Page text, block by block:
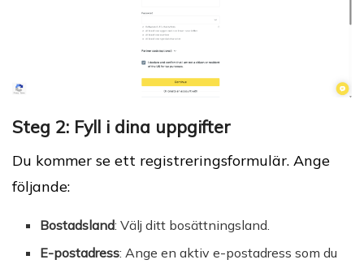
Steg 2: Fyll i dina uppgifter
Du kommer se ett registreringsformulär. Ange
följande:
Bostadsland: Välj ditt bosättningsland.
E-postadress: Ange en aktiv e-postadress som du